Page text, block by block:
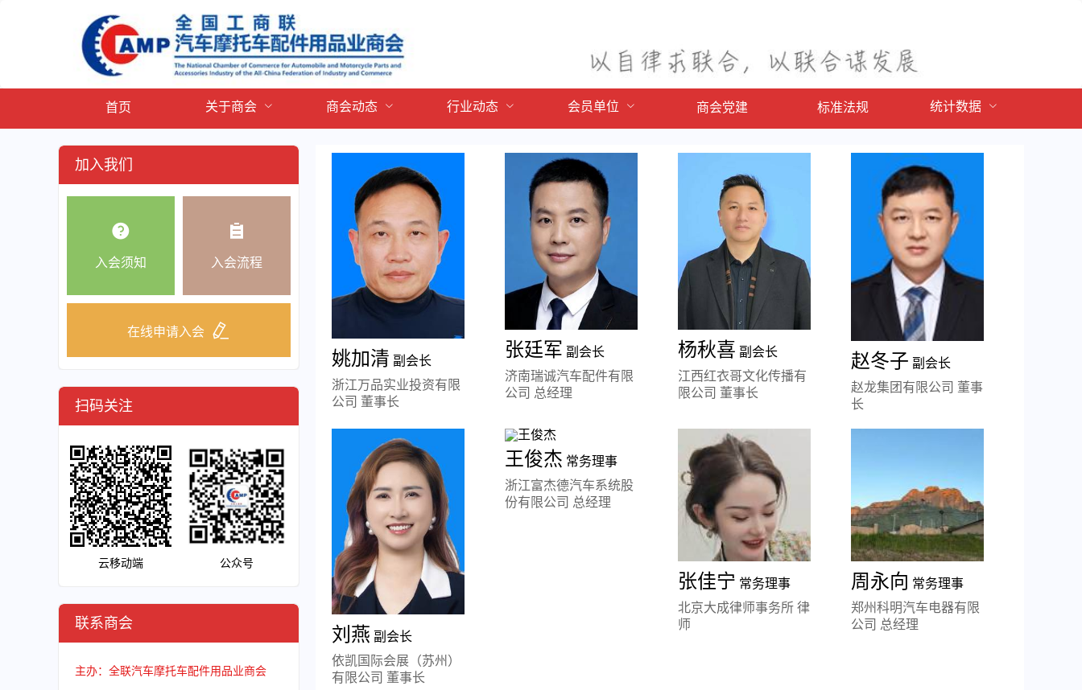
首页 关于商会 商会动态 行业动态 会员单位 商会党建 标准法规 统计数据
加入我们
入会须知 入会流程
在线申请入会
扫码关注
云移动端 公众号
联系商会
主办：全联汽车摩托车配件用品业商会
姚加清 副会长
浙江万品实业投资有限
公司 董事长
张廷军 副会长
济南瑞诚汽车配件有限
公司 总经理
杨秋喜 副会长
江西红衣哥文化传播有
限公司 董事长
赵冬子 副会长
赵龙集团有限公司 董事
长
刘燕 副会长
依凯国际会展（苏州）
有限公司 董事长
王俊杰 常务理事
浙江富杰德汽车系统股
份有限公司 总经理
张佳宁 常务理事
北京大成律师事务所 律
师
周永向 常务理事
郑州科明汽车电器有限
公司 总经理